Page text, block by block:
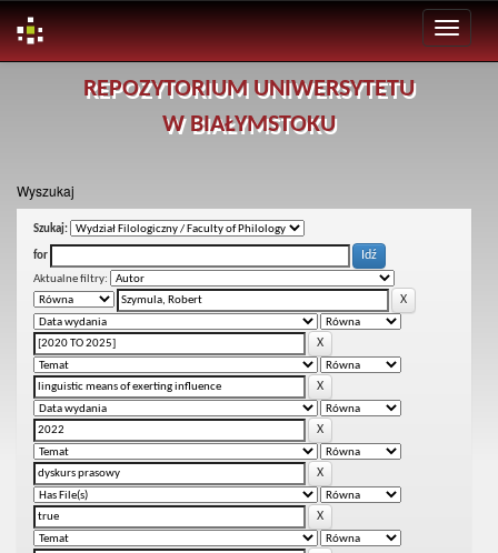
REPOZYTORIUM UNIWERSYTETU
W BIAŁYMSTOKU
Wyszukaj
Szukaj:
for
Aktualne filtry: